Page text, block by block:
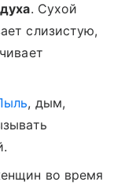
. Сухой
слизистую,
, дым,
во время